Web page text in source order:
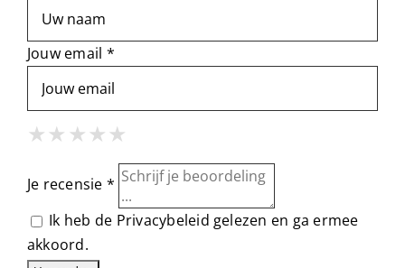
Jouw email *
★1 Star
★★ 2 Stars
★★ ★3 Stars
★★ ★★4 Stars
★★ ★★★
Je recensie *
Ik heb de Privacybeleid gelezen en ga ermee
akkoord.